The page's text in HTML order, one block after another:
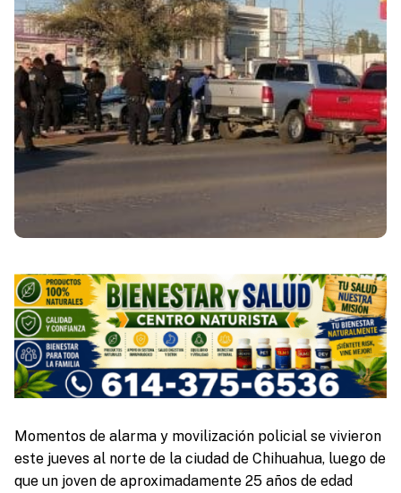
Momentos de alarma y movilización policial se vivieron
este jueves al norte de la ciudad de Chihuahua, luego de
que un joven de aproximadamente 25 años de edad